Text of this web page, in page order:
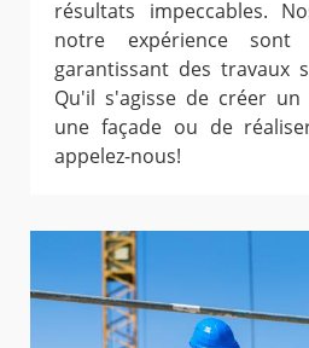
résultats impeccables.
notre expérience
garantissant des travaux
Qu'il s'agisse de créer
une façade ou de
appelez-nous!